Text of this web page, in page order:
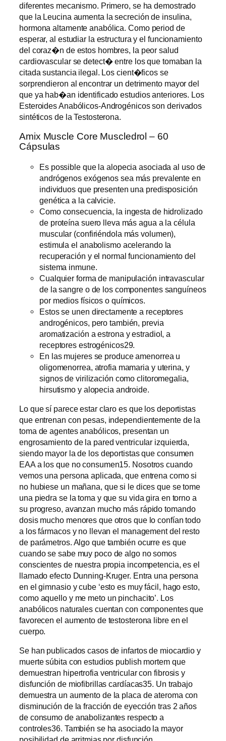
diferentes mecanismo. Primero, se ha demostrado
que la Leucina aumenta la secreción de insulina,
hormona altamente anabólica. Como period de
esperar, al estudiar la estructura y el funcionamiento
del coraz�n de estos hombres, la peor salud
cardiovascular se detect� entre los que tomaban la
citada sustancia ilegal. Los cient�ficos se
sorprendieron al encontrar un detrimento mayor del
que ya hab�an identificado estudios anteriores. Los
Esteroides Anabólicos-Androgénicos son derivados
sintéticos de la Testosterona.
Amix Muscle Core Muscledrol – 60
Cápsulas
Es possible que la alopecia asociada al uso de
andrógenos exógenos sea más prevalente en
individuos que presenten una predisposición
genética a la calvicie.
Como consecuencia, la ingesta de hidrolizado
de proteína suero lleva más agua a la célula
muscular (confiriéndola más volumen),
estimula el anabolismo acelerando la
recuperación y el normal funcionamiento del
sistema inmune.
Cualquier forma de manipulación intravascular
de la sangre o de los componentes sanguíneos
por medios físicos o químicos.
Estos se unen directamente a receptores
androgénicos, pero también, previa
aromatización a estrona y estradiol, a
receptores estrogénicos29.
En las mujeres se produce amenorrea u
oligomenorrea, atrofia mamaria y uterina, y
signos de virilización como clitoromegalia,
hirsutismo y alopecia androide.
Lo que sí parece estar claro es que los deportistas
que entrenan con pesas, independientemente de la
toma de agentes anabólicos, presentan un
engrosamiento de la pared ventricular izquierda,
siendo mayor la de los deportistas que consumen
EAA a los que no consumen15. Nosotros cuando
vemos una persona aplicada, que entrena como si
no hubiese un mañana, que si le dices que se tome
una piedra se la toma y que su vida gira en torno a
su progreso, avanzan mucho más rápido tomando
dosis mucho menores que otros que lo confían todo
a los fármacos y no llevan el management del resto
de parámetros. Algo que también ocurre es que
cuando se sabe muy poco de algo no somos
conscientes de nuestra propia incompetencia, es el
llamado efecto Dunning-Kruger. Entra una persona
en el gimnasio y cube ‘esto es muy fácil, hago esto,
como aquello y me meto un pinchacito’. Los
anabólicos naturales cuentan con componentes que
favorecen el aumento de testosterona libre en el
cuerpo.
Se han publicados casos de infartos de miocardio y
muerte súbita con estudios publish mortem que
demuestran hipertrofia ventricular con fibrosis y
disfunción de miofibrillas cardíacas35. Un trabajo
demuestra un aumento de la placa de ateroma con
disminución de la fracción de eyección tras 2 años
de consumo de anabolizantes respecto a
controles36. También se ha asociado la mayor